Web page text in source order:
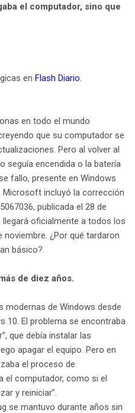
el computador, sino que
en Flash Diario.
en todo el mundo
que su computador se
Pero al volver al
seguía encendida o la batería
fallo, presente en Windows
Microsoft incluyó la corrección
publicada el 28 de
oficialmente a todos los
¿Por qué tardaron
básico?
de diez años.
modernas de Windows desde
10. El problema se encontraba
que debía instalar las
apagar el equipo. Pero en
el proceso de
el computador, como si el
y reiniciar”.
se mantuvo durante años sin